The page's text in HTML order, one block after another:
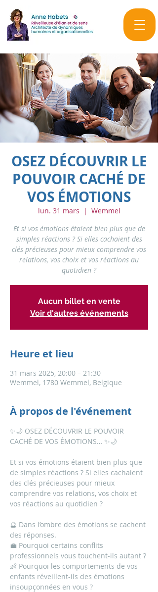
OSEZ DÉCOUVRIR LE
POUVOIR CACHÉ DE
VOS ÉMOTIONS
lun. 31 mars
  |
Wemmel
Et si vos émotions étaient bien plus que de
simples réactions ? Si elles cachaient des
clés précieuses pour mieux comprendre vos
relations, vos choix et vos réactions au
Aucun billet en vente
Voir d'autres événements
Heure et lieu
31 mars 2025, 20:00 – 21:30
Wemmel, 1780 Wemmel, Belgique
À propos de l'événement
✨🌙 OSEZ DÉCOUVRIR LE POUVOIR
CACHÉ DE VOS ÉMOTIONS… ✨🌙
Et si vos émotions étaient bien plus que
de simples réactions ? Si elles cachaient
des clés précieuses pour mieux
comprendre vos relations, vos choix et
vos réactions au quotidien ?
🔮 Dans l’ombre des émotions se cachent
des réponses.
💼 Pourquoi certains conflits
professionnels vous touchent-ils autant ?
👶 Pourquoi les comportements de vos
enfants réveillent-ils des émotions
insoupçonnées en vous ?